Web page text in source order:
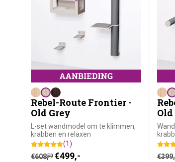
Rebel-Route Frontier -
Old Grey
L-set wandmodel om te klimmen,
krabben en relaxen
(1)
€608,50
Oorspronkelijke prijs was: €608,50 .
€499,-
Huidige prijs is: €499,-.
Old
€